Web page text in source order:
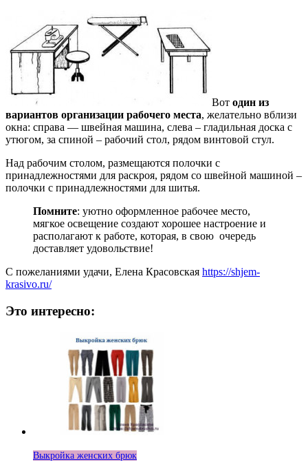
Вот один из
вариантов организации рабочего места, желательно вблизи
окна: справа — швейная машина, слева – гладильная доска с
утюгом, за спиной – рабочий стол, рядом винтовой стул.
Над рабочим столом, размещаются полочки с
принадлежностями для раскроя, рядом со швейной машиной –
полочки с принадлежностями для шитья.
Помните: уютно оформленное рабочее место,
мягкое освещение создают хорошее настроение и
располагают к работе, которая, в свою очередь
доставляет удовольствие!
С пожеланиями удачи, Елена Красовская https://shjem-
krasivo.ru/
Это интересно:
Выкройка женских брюк